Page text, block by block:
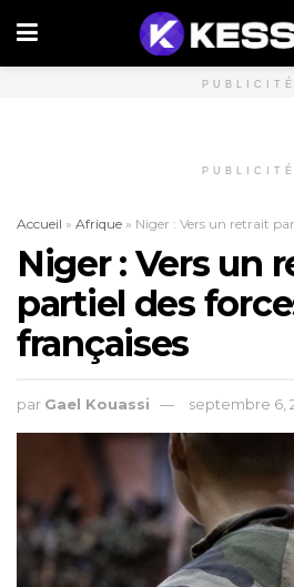
PUBLICITÉ
PUBLICITÉ
Accueil » Afrique » Niger : Vers un retrait
Niger : Vers un
partiel des
françaises
par Gael Kouassi septembre 6,